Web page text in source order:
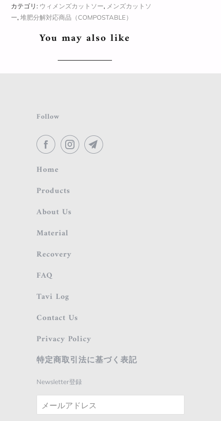
カテゴリ: ウィメンズカットソー, メンズカットソ
ー,堆肥分解対応商品（COMPOSTABLE）
You may also like
Follow
Home
Products
About Us
Material
Recovery
FAQ
Tavi Log
Contact Us
Privacy Policy
特定商取引法に基づく表記
Newsletter登録